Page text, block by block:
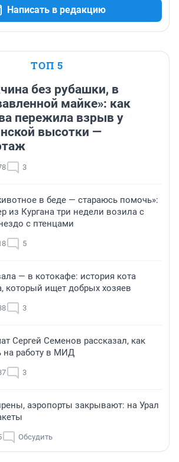
Написать в редакцию
ТОП 5
без рубашки, в
майке»: как
пережила взрыв у
высотки —
3
в беде — стараюсь помочь»:
из Кургана три недели возила с
с птенцами
5
— в котокафе: история кота
который ищет добрых хозяев
3
Сергей Семенов рассказал, как
на работу в МИД
3
аэропорты закрывают: на Урал
Обсудить